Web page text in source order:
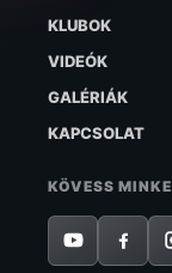
KLUBOK
VIDEÓK
GALÉRIÁK
KAPCSOLAT
KÖVESS